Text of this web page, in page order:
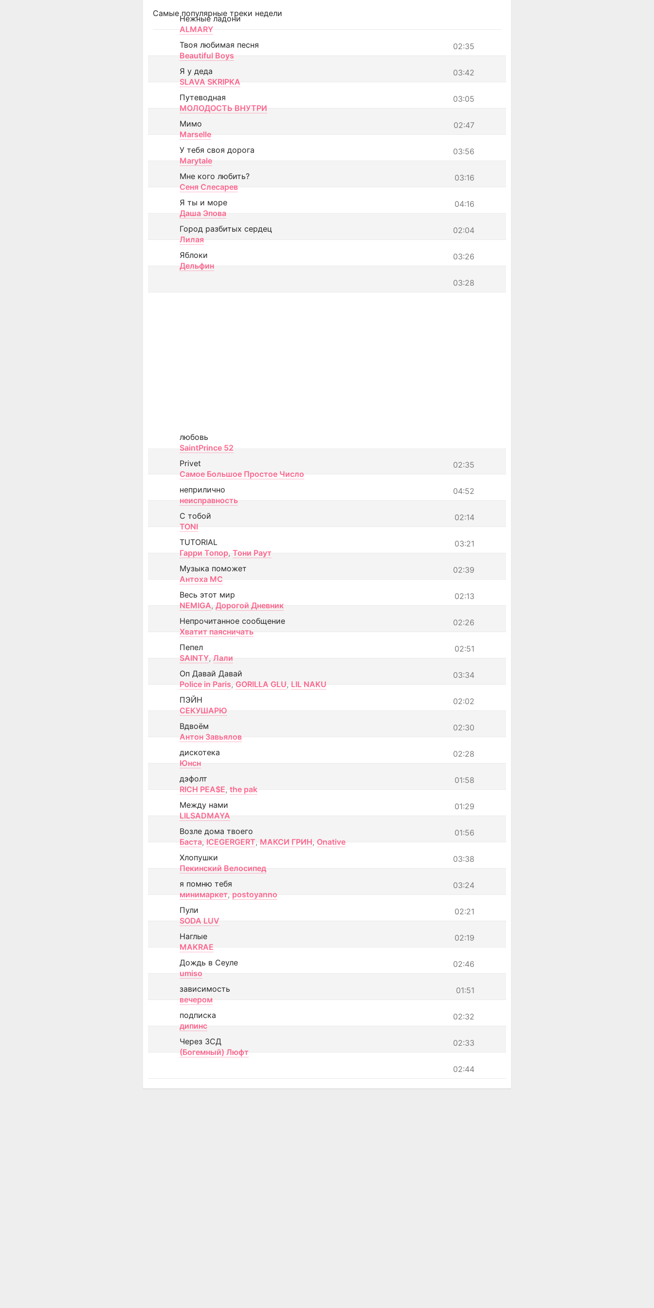
Самые популярные треки недели
Нежные ладони
ALMARY
02:35
Твоя любимая песня
Beautiful Boys
03:42
Я у деда
SLAVA SKRIPKA
03:05
Путеводная
МОЛОДОСТЬ ВНУТРИ
02:47
Мимо
Marselle
03:56
У тебя своя дорога
Marytale
03:16
Мне кого любить?
Сеня Слесарев
04:16
Я ты и море
Даша Эпова
02:04
Город разбитых сердец
Лилая
03:26
Яблоки
Дельфин
03:28
любовь
SaintPrince 52
02:35
Privet
Самое Большое Простое Число
04:52
неприлично
неисправность
02:14
С тобой
TONI
03:21
TUTORIAL
Гарри Топор, Тони Раут
02:39
Музыка поможет
Антоха МС
02:13
Весь этот мир
NEMIGA, Дорогой Дневник
02:26
Непрочитанное сообщение
Хватит паясничать
02:51
Пепел
SAINTY, Лали
03:34
Оп Давай Давай
Police in Paris, GORILLA GLU, LIL NAKU
02:02
ПЭЙН
СЕКУШАРЮ
02:30
Вдвоём
Антон Завьялов
02:28
дискотека
Юнсн
01:58
дэфолт
RICH PEA$E, the pak
01:29
Между нами
LILSADMAYA
01:56
Возле дома твоего
Баста, ICEGERGERT, МАКСИ ГРИН, Onative
03:38
Хлопушки
Пекинский Велосипед
03:24
я помню тебя
минимаркет, postoyanno
02:21
Пули
SODA LUV
02:19
Наглые
MAKRAE
02:46
Дождь в Сеуле
umiso
01:51
зависимость
вечером
02:32
подписка
дипинс
02:33
Через ЗСД
(Богемный) Люфт
02:44